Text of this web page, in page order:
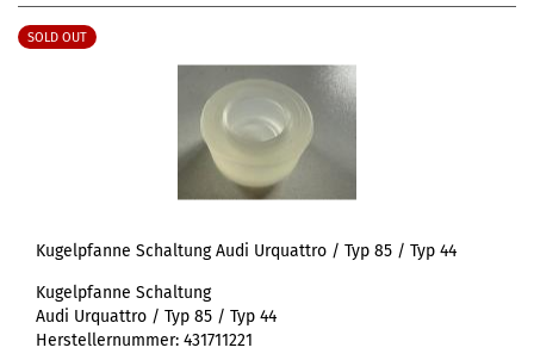
SOLD OUT
Kugelpfanne Schaltung Audi Urquattro / Typ 85 / Typ 44
Kugelpfanne Schaltung
Audi Urquattro / Typ 85 / Typ 44
Herstellernummer: 431711221